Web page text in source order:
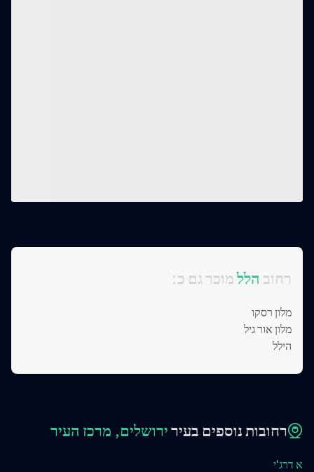
:רחוב הללמוכר גם כ
מלון רסקו
מלון אור גיל
הילל
רחובות נוספים בעירירושלים, מרכז העיר
א דרג'י